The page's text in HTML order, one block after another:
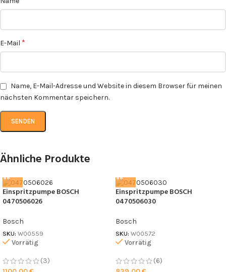
E-Mail *
Name, E-Mail-Adresse und Website in diesem Browser für meinen
nächsten Kommentar speichern.
Ähnliche Produkte
Einspritzpumpe BOSCH
0470506026
Bosch
SKU: W00559
Vorrätig
(3)
Einspritzpumpe BOSCH
0470506030
Bosch
SKU: W00572
Vorrätig
(6)